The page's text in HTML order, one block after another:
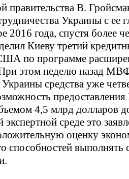
правительства В.
Украины с ее
года, спустя более
Киеву третий
по программе
этом неделю назад
средства уже
4,5 млрд долларов
экспертной среде это
оценку
способностей выполнять